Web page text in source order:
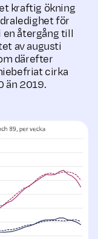
kraftig ökning
för
en återgång till
av augusti
därefter
cirka
än 2019.